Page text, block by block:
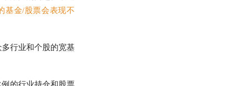
基金/股票会表现不
行业和个股的宽基